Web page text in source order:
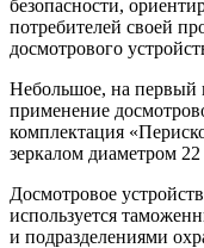
безопасности,
потребителей своей
досмотрового
Небольшое, на первый
применение
комплектация
зеркалом диаметром 22
Досмотровое
используется
и подразделениями